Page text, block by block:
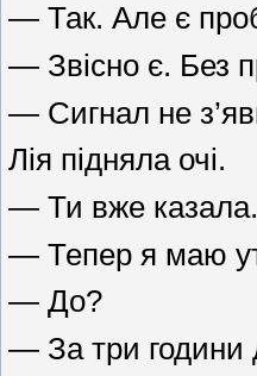
— Так. Але є
— Звісно є. Без
— Сигнал не
Лія підняла очі.
— Ти вже казала.
— Тепер я маю
— До?
— За три години